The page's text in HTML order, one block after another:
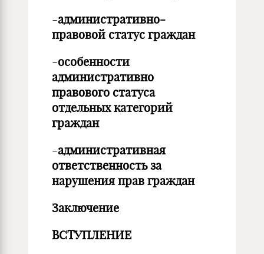
-административно-
правовой статус граждан
-особенности
административно
правового статуса
отдельных категорий
граждан
-административная
ответственность за
нарушения прав граждан
Заключение
ВСТУПЛЕНИЕ